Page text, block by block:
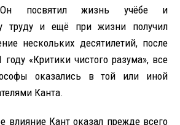
Он посвятил жизнь учёбе и
труду и ещё при жизни получил
нескольких десятилетий, после
«Критики чистого разума», все
оказались в той или иной
Канта.
влияние Кант оказал прежде всего